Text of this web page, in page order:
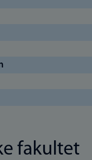
fakultet